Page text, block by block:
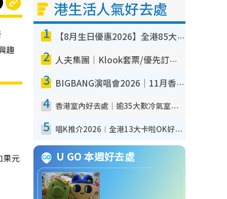
趣
果元
港生活人氣好去處
1 【8月生日優惠2026】全港85大食買玩著數攻略 自助餐/火鍋放題同行免費＋誠品/DONKI送現金券
2 人夫集團｜Klook套票/優先訂票/公開發售搶飛攻略！附票價.購票連結.場地座位表
3 BIGBANG演唱會2026｜11月香港啟德開3場！實名制VIP申請、優先購票攻略
4 香港室內好去處｜逾35大歎冷氣室內好去處推介 室內活動免費避雨無懼落雨
5 唱K推介2026︱全港13大卡啦OK好去處！最平$36起 日文K都有！(附地址+收費詳情)
U GO 本週好去處